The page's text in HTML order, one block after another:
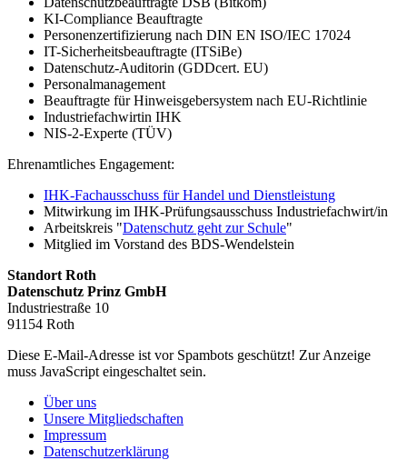
KI-Compliance Beauftragte
Personenzertifizierung nach DIN EN ISO/IEC 17024
IT-Sicherheitsbeauftragte (ITSiBe)
Datenschutz-Auditorin (GDDcert. EU)
Personalmanagement
Beauftragte für Hinweisgebersystem nach EU-Richtlinie
Industriefachwirtin IHK
NIS-2-Experte (TÜV)
Ehrenamtliches Engagement:
IHK-Fachausschuss für Handel und Dienstleistung
Mitwirkung im IHK-Prüfungsausschuss Industriefachwirt/in
Arbeitskreis "Datenschutz geht zur Schule"
Mitglied im Vorstand des BDS-Wendelstein
Standort Roth
Datenschutz Prinz GmbH
Industriestraße 10
91154 Roth
Diese E-Mail-Adresse ist vor Spambots geschützt! Zur Anzeige
muss JavaScript eingeschaltet sein.
Über uns
Unsere Mitgliedschaften
Impressum
Datenschutzerklärung